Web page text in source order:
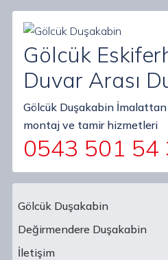
Gölcük
Duvar Arası
Gölcük Duşakabin
montaj ve tamir hizmetleri
0543 501 54
Main Navigation
Gölcük Duşakabin
Değirmendere Duşakabin
İletişim